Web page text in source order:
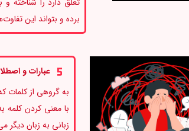
برده و بتواند این
عبارات و
به گروهی از کلمات
با معنی کردن کلمه
زبانی به زبان دیگر